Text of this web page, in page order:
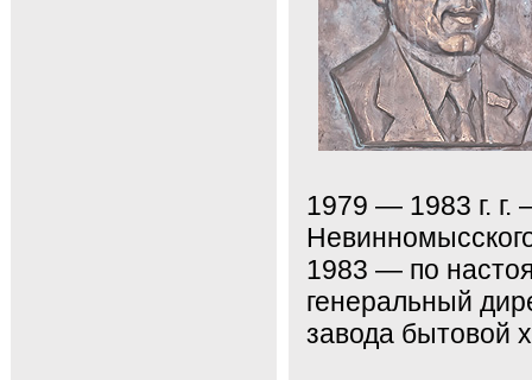
1979 — 1983 г. г.
1983 — по
генеральный
завода